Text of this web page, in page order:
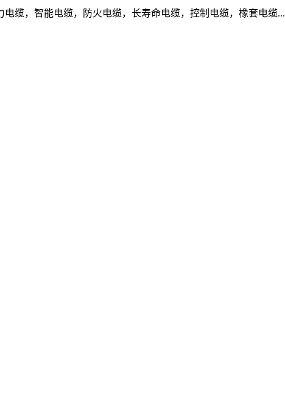
缆，智能电缆，防火电缆，长寿命电缆，控制电缆，橡套电缆...